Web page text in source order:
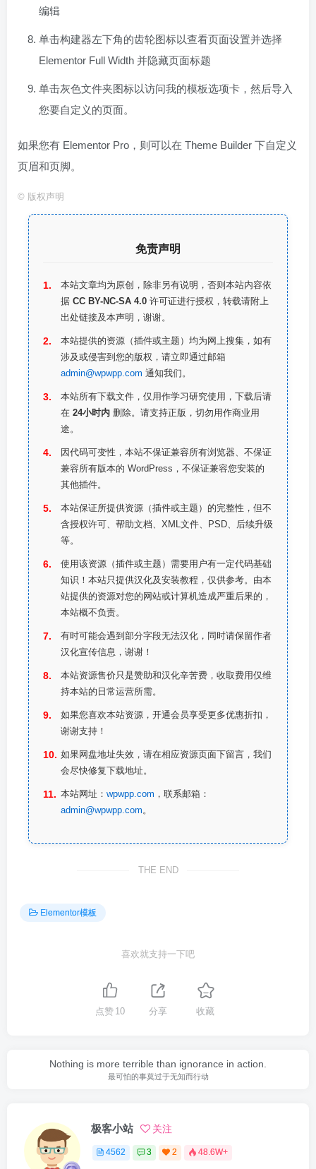
编辑
单击构建器左下角的齿轮图标以查看页面设置并选择
Elementor Full Width 并隐藏页面标题
单击灰色文件夹图标以访问我的模板选项卡，然后导入
您要自定义的页面。
如果您有 Elementor Pro，则可以在 Theme Builder 下自定义
页眉和页脚。
© 版权声明
免责声明
本站文章均为原创，除非另有说明，否则本站内容依
据 CC BY-NC-SA 4.0 许可证进行授权，转载请附上
出处链接及本声明，谢谢。
本站提供的资源（插件或主题）均为网上搜集，如有
涉及或侵害到您的版权，请立即通过邮箱
admin@wpwpp.com 通知我们。
本站所有下载文件，仅用作学习研究使用，下载后请
在 24小时内 删除。请支持正版，切勿用作商业用
途。
因代码可变性，本站不保证兼容所有浏览器、不保证
兼容所有版本的 WordPress，不保证兼容您安装的
其他插件。
本站保证所提供资源（插件或主题）的完整性，但不
含授权许可、帮助文档、XML文件、PSD、后续升级
等。
使用该资源（插件或主题）需要用户有一定代码基础
知识！本站只提供汉化及安装教程，仅供参考。由本
站提供的资源对您的网站或计算机造成严重后果的，
本站概不负责。
有时可能会遇到部分字段无法汉化，同时请保留作者
汉化宣传信息，谢谢！
本站资源售价只是赞助和汉化辛苦费，收取费用仅维
持本站的日常运营所需。
如果您喜欢本站资源，开通会员享受更多优惠折扣，
谢谢支持！
如果网盘地址失效，请在相应资源页面下留言，我们
会尽快修复下载地址。
本站网址： wpwpp.com ，联系邮箱：
admin@wpwpp.com 。
THE END
Elementor模板
喜欢就支持一下吧
点赞 10 分享 收藏
Nothing is more terrible than ignorance in action.
最可怕的事莫过于无知而行动
极客小站 关注
4562 3 2 48.6W+